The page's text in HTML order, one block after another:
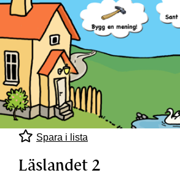
Spara i lista
Läslandet 2